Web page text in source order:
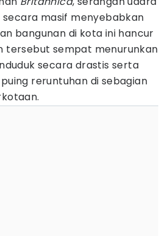
masif menyebabkan
bangunan di kota ini hancur
tersebut sempat menurunkan
secara drastis serta
reruntuhan di sebagian